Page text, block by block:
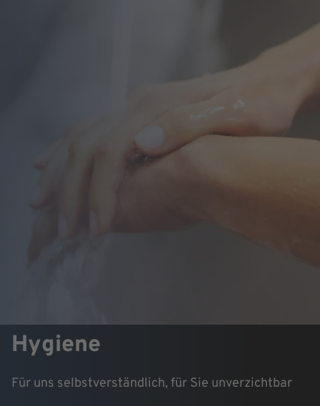
Hygiene
Für uns selbstverständlich, für Sie unverzichtbar